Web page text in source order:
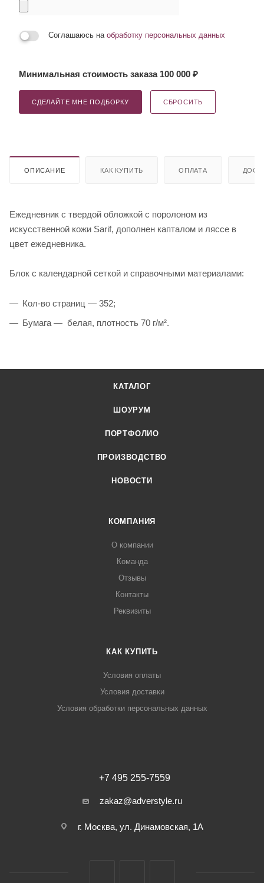
Соглашаюсь на обработку персональных данных
Минимальная стоимость заказа 100 000 ₽
СДЕЛАЙТЕ МНЕ ПОДБОРКУ СБРОСИТЬ
ОПИСАНИЕ КАК КУПИТЬ ОПЛАТА
Ежедневник с твердой обложкой с поролоном из
искусственной кожи Sarif, дополнен капталом и ляссе в
цвет ежедневника.
Блок c календарной сеткой и справочными материалами:
Кол-во страниц — 352;
Бумага — белая, плотность 70 г/м².
КАТАЛОГ
ШОУРУМ
ПОРТФОЛИО
ПРОИЗВОДСТВО
НОВОСТИ
КОМПАНИЯ
О компании
Команда
Отзывы
Контакты
Реквизиты
КАК КУПИТЬ
Условия оплаты
Условия доставки
Условия обработки персональных данных
+7 495 255-7559
zakaz@adverstyle.ru
г. Москва, ул. Динамовская, 1А